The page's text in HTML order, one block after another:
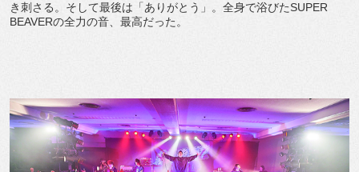
き刺さる。そして最後は「ありがとう」。全身で浴びたSUPER
BEAVERの全力の音、最高だった。